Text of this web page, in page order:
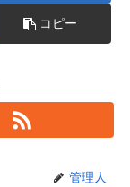
コピー
管理人